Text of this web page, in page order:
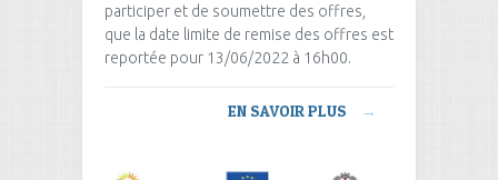
participer et de soumettre des offres,
que la date limite de remise des offres est
reportée pour 13/06/2022 à 16h00.
EN SAVOIR PLUS →